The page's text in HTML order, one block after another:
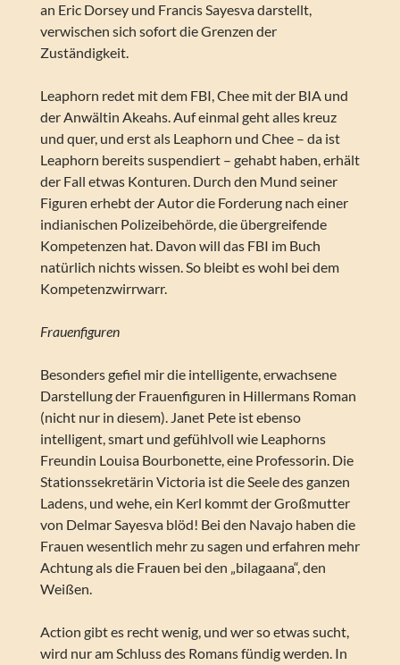
an Eric Dorsey und Francis Sayesva darstellt,
verwischen sich sofort die Grenzen der
Zuständigkeit.
Leaphorn redet mit dem FBI, Chee mit der BIA und
der Anwältin Akeahs. Auf einmal geht alles kreuz
und quer, und erst als Leaphorn und Chee – da ist
Leaphorn bereits suspendiert – gehabt haben, erhält
der Fall etwas Konturen. Durch den Mund seiner
Figuren erhebt der Autor die Forderung nach einer
indianischen Polizeibehörde, die übergreifende
Kompetenzen hat. Davon will das FBI im Buch
natürlich nichts wissen. So bleibt es wohl bei dem
Kompetenzwirrwarr.
Frauenfiguren
Besonders gefiel mir die intelligente, erwachsene
Darstellung der Frauenfiguren in Hillermans Roman
(nicht nur in diesem). Janet Pete ist ebenso
intelligent, smart und gefühlvoll wie Leaphorns
Freundin Louisa Bourbonette, eine Professorin. Die
Stationssekretärin Victoria ist die Seele des ganzen
Ladens, und wehe, ein Kerl kommt der Großmutter
von Delmar Sayesva blöd! Bei den Navajo haben die
Frauen wesentlich mehr zu sagen und erfahren mehr
Achtung als die Frauen bei den „bilagaana“, den
Weißen.
Action gibt es recht wenig, und wer so etwas sucht,
wird nur am Schluss des Romans fündig werden. In